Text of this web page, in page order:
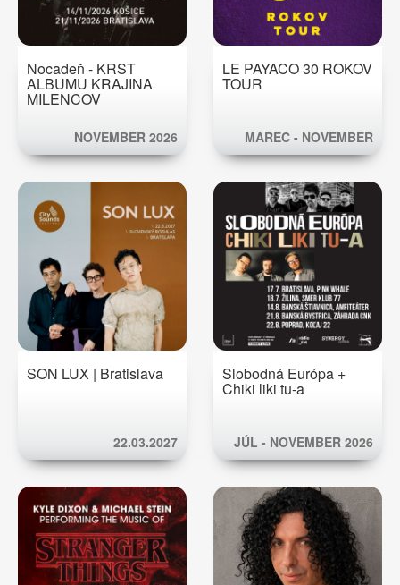
Nocadeň - KRST
ALBUMU KRAJINA
MILENCOV
NOVEMBER 2026
LE PAYACO 30 ROKOV
TOUR
MAREC - NOVEMBER
2026
SON LUX | Bratislava
22.03.2027
Slobodná Európa +
Chiki liki tu-a
JÚL - NOVEMBER 2026